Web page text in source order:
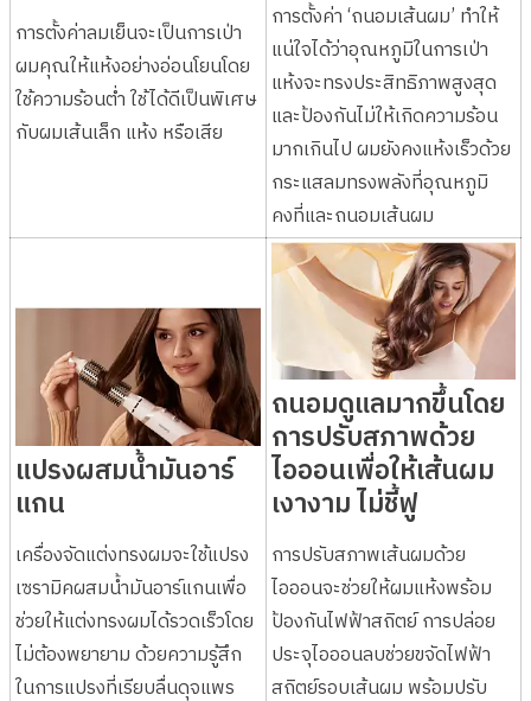
การตั้งค่าลมเย็นจะเป็นการเป่า
ผมคุณให้แห้งอย่างอ่อนโยนโดย
ใช้ความร้อนต่ำ ใช้ได้ดีเป็นพิเศษ
กับผมเส้นเล็ก แห้ง หรือเสีย
การตั้งค่า ‘ถนอมเส้นผม’ ทำให้
แน่ใจได้ว่าอุณหภูมิในการเป่า
แห้งจะทรงประสิทธิภาพสูงสุด
และป้องกันไม่ให้เกิดความร้อน
มากเกินไป ผมยังคงแห้งเร็วด้วย
กระแสลมทรงพลังที่อุณหภูมิ
คงที่และถนอมเส้นผม
แปรงผสมน้ำมันอาร์
แกน
เครื่องจัดแต่งทรงผมจะใช้แปรง
เซรามิคผสมน้ำมันอาร์แกนเพื่อ
ช่วยให้แต่งทรงผมได้รวดเร็วโดย
ไม่ต้องพยายาม ด้วยความรู้สึก
ในการแปรงที่เรียบลื่นดุจแพร
ถนอมดูแลมากขึ้นโดย
การปรับสภาพด้วย
ไอออนเพื่อให้เส้นผม
เงางาม ไม่ชี้ฟู
การปรับสภาพเส้นผมด้วย
ไอออนจะช่วยให้ผมแห้งพร้อม
ป้องกันไฟฟ้าสถิตย์ การปล่อย
ประจุไอออนลบช่วยขจัดไฟฟ้า
สถิตย์รอบเส้นผม พร้อมปรับ